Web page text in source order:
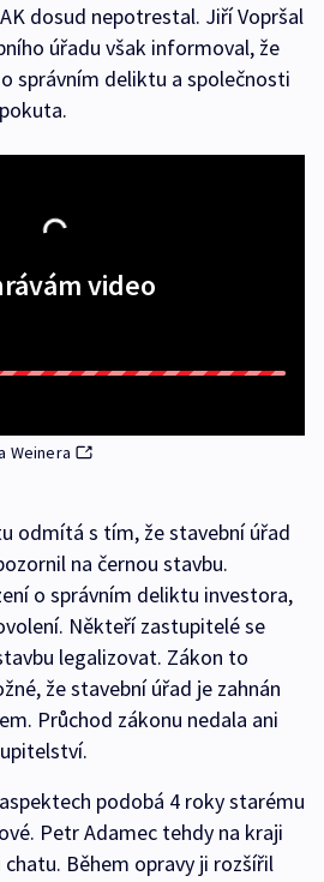
dosud nepotrestal. Jiří Vopršal
úřadu však informoval, že
správním deliktu a společnosti
video
Weinera
odmítá s tím, že stavební úřad
na černou stavbu.
o správním deliktu investora,
Někteří zastupitelé se
legalizovat. Zákon to
že stavební úřad je zahnán
Průchod zákonu nedala ani
podobá 4 roky starému
Petr Adamec tehdy na kraji
Během opravy ji rozšířil